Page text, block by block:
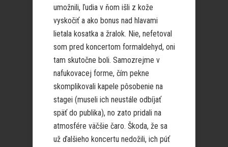
umožnili, ľudia v ňom išli z kože
vyskočiť a ako bonus nad hlavami
lietala kosatka a žralok. Nie, nefetoval
som pred koncertom formaldehyd, oni
tam skutočne boli. Samozrejme v
nafukovacej forme, čím pekne
skomplikovali kapele pôsobenie na
stagei (museli ich neustále odbíjať
späť do publika), no zato pridali na
atmosfére väčšie čaro. Škoda, že sa
už ďalšieho koncertu nedožili, ich púť